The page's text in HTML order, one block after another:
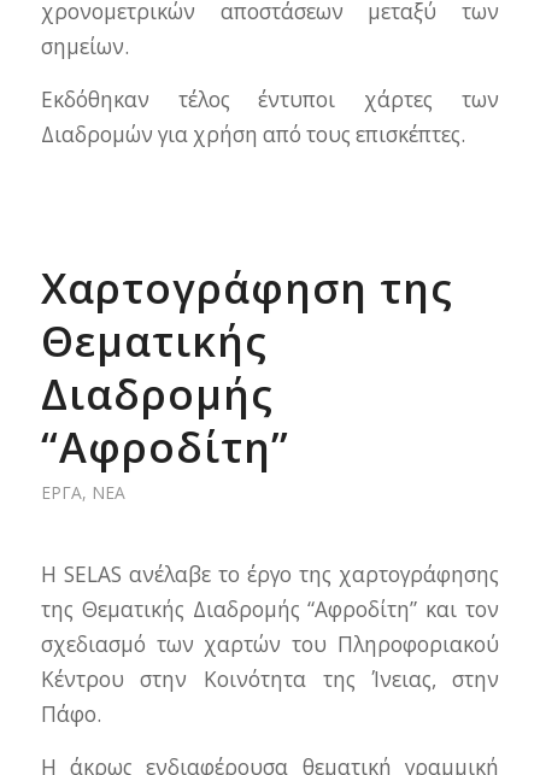
χρονομετρικών αποστάσεων μεταξύ των
σημείων.
Εκδόθηκαν τέλος έντυποι χάρτες των
Διαδρομών για χρήση από τους επισκέπτες.
Χαρτογράφηση της
Θεματικής
Διαδρομής
“Αφροδίτη”
ΈΡΓΑ, ΝΈΑ
H SELAS ανέλαβε το έργο της χαρτογράφησης
της Θεματικής Διαδρομής “Αφροδίτη” και τον
σχεδιασμό των χαρτών του Πληροφοριακού
Κέντρου στην Κοινότητα της Ίνειας, στην
Πάφο.
Η άκρως ενδιαφέρουσα θεματική γραμμική